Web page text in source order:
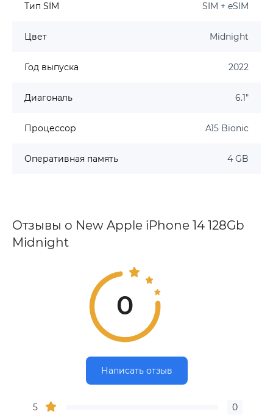
Тип SIM SIM + eSIM
Цвет Midnight
Год выпуска 2022
Диагональ 6.1"
Процессор A15 Bionic
Оперативная память 4 GB
Отзывы о New Apple iPhone 14 128Gb
Midnight
0
Написать отзыв
5
0